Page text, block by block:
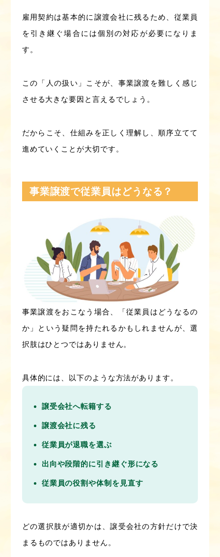
雇用契約は基本的に譲渡会社に残るため、従業員
を引き継ぐ場合には個別の対応が必要になりま
す。
この「人の扱い」こそが、事業譲渡を難しく感じ
させる大きな要因と言えるでしょう。
だからこそ、仕組みを正しく理解し、順序立てて
進めていくことが大切です。
事業譲渡で従業員はどうなる？
事業譲渡をおこなう場合、「従業員はどうなるの
か」という疑問を持たれるかもしれませんが、選
択肢はひとつではありません。
具体的には、以下のような方法があります。
譲受会社へ転籍する
譲渡会社に残る
従業員が退職を選ぶ
出向や段階的に引き継ぐ形になる
従業員の役割や体制を見直す
どの選択肢が適切かは、譲受会社の方針だけで決
まるものではありません。